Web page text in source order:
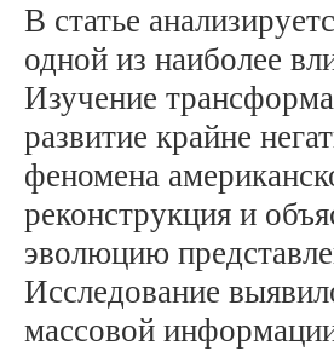
В статье
одной из наиболее
Изучение
развитие крайне
феномена
реконструкция и
эволюцию
Исследование
массовой